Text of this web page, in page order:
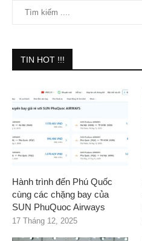
TIN HOT !!!
Hành trình đến Phú Quốc
cùng các chặng bay của
SUN PhuQuoc Airways
17 Tháng 12, 2025